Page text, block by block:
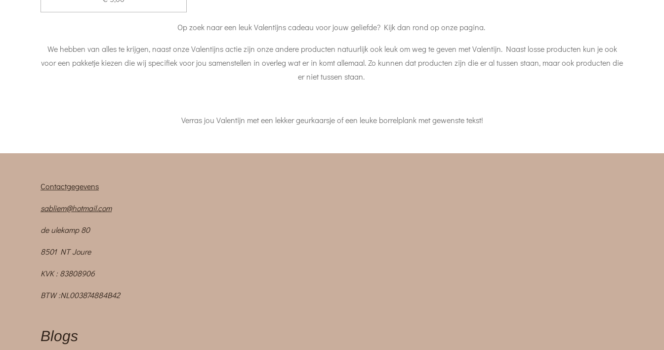
Op zoek naar een leuk Valentijns cadeau voor jouw geliefde? Kijk dan rond op onze pagina.
We hebben van alles te krijgen, naast onze Valentijns actie zijn onze andere producten natuurlijk ook leuk om weg te geven met Valentijn. Naast losse producten kun je ook
voor een pakketje kiezen die wij specifiek voor jou samenstellen in overleg wat er in komt allemaal. Zo kunnen dat producten zijn die er al tussen staan, maar ook producten die
er niet tussen staan.
Verras jou Valentijn met een lekker geurkaarsje of een leuke borrelplank met gewenste tekst!
Contactgegevens
sabliem@hotmail.com
de ulekamp 80
8501 NT Joure
KVK : 83808906
BTW :NL003874884B42
Blogs